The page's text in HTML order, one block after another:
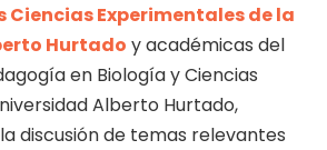
Ciencias Experimentales de la
Hurtado y académicas del
en Biología y Ciencias
Alberto Hurtado,
discusión de temas relevantes